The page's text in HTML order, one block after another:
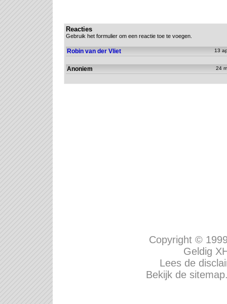
Reacties
Gebruik het formulier om een reactie toe te voegen.
13
Robin van der Vliet
24
Anoniem
Copyright ©
Geldig
Lees de
Bekijk de